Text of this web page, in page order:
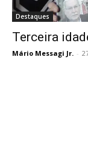
Destaques
Terceira
Mário Messagi Jr. -